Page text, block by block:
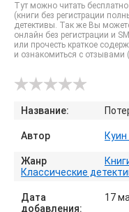
Тут можно читать
(книги без регистрации
детективы. Так же Вы
онлайн без регистрации и
или прочесть краткое
и ознакомиться с
Название:
Автор
Жанр
Классические
Дата
добавления:
17